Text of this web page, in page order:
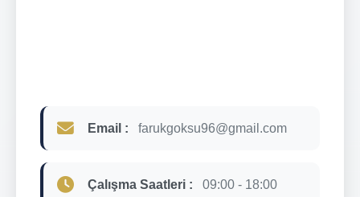
Email : farukgoksu96@gmail.com
Çalışma Saatleri : 09:00 - 18:00